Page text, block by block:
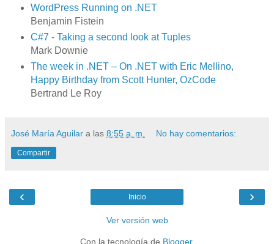
WordPress Running on .NET
Benjamin Fistein
C#7 - Taking a second look at Tuples
Mark Downie
The week in .NET – On .NET with Eric Mellino,
Happy Birthday from Scott Hunter, OzCode
Bertrand Le Roy
José María Aguilar a las 8:55 a. m. No hay comentarios:
Compartir
‹ ›
Inicio
Ver versión web
Con la tecnología de Blogger.